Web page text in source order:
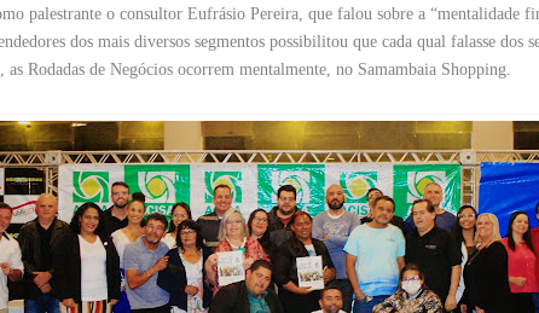
palestrante o consultor Eufrásio Pereira, que falou sobre a “mentalidade
dos mais diversos segmentos possibilitou que cada qual falasse dos
Rodadas de Negócios ocorrem mentalmente, no Samambaia Shopping.